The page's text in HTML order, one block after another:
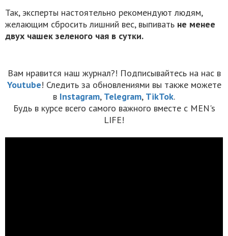
Так, эксперты настоятельно рекомендуют людям,
желающим сбросить лишний вес, выпивать не менее
двух чашек зеленого чая в сутки.
Вам нравится наш журнал?! Подписывайтесь на нас в
Youtube! Следить за обновлениями вы также можете
в Instagram, Telegram, TikTok.
Будь в курсе всего самого важного вместе с MEN's
LIFE!